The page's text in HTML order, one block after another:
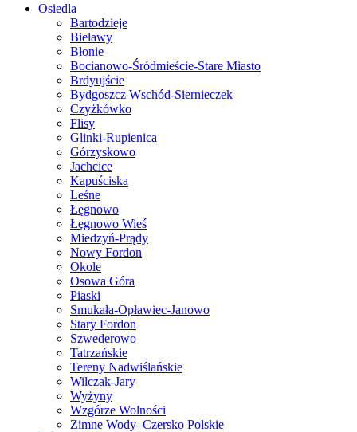
Osiedla
Bartodzieje
Bielawy
Błonie
Bocianowo-Śródmieście-Stare Miasto
Brdyujście
Bydgoszcz Wschód-Siernieczek
Czyżkówko
Flisy
Glinki-Rupienica
Górzyskowo
Jachcice
Kapuściska
Leśne
Łęgnowo
Łęgnowo Wieś
Miedzyń-Prądy
Nowy Fordon
Okole
Osowa Góra
Piaski
Smukała-Opławiec-Janowo
Stary Fordon
Szwederowo
Tatrzańskie
Tereny Nadwiślańskie
Wilczak-Jary
Wyżyny
Wzgórze Wolności
Zimne Wody–Czersko Polskie